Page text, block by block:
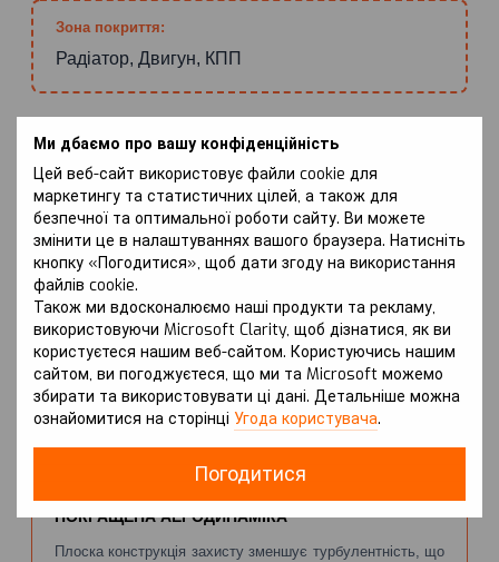
Ми дбаємо про вашу конфіденційність
Цей веб-сайт використовує файли cookie для
маркетингу та статистичних цілей, а також для
безпечної та оптимальної роботи сайту. Ви можете
змінити це в налаштуваннях вашого браузера. Натисніть
кнопку «Погодитися», щоб дати згоду на використання
файлів cookie.
Також ми вдосконалюємо наші продукти та рекламу,
використовуючи Microsoft Clarity, щоб дізнатися, як ви
користуєтеся нашим веб-сайтом. Користуючись нашим
сайтом, ви погоджуєтеся, що ми та Microsoft можемо
збирати та використовувати ці дані. Детальніше можна
ознайомитися на сторінці Угода користувача.
Погодитися
Зона покриття:
Радіатор, Двигун, КПП
Особливості:
Окрім авто з системою WeBasto та повного
приводу
ПЕРЕВАГИ
НАДІЙНИЙ ЗАХИСТ ДВИГУНА
Захист запобігає механічним пошкодженням картера
двигуна від ударів каміння та інших перешкод на дорозі.
ПОКРАЩЕНА АЕРОДИНАМІКА
Плоска конструкція захисту зменшує турбулентність, що